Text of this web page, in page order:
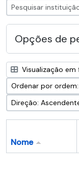
Opções de
Visualização em
Ordenar por
Direção:
Nome